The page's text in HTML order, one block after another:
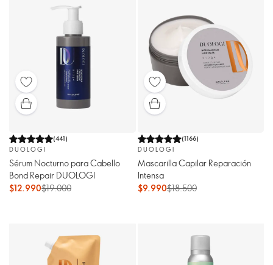
(441)
DUOLOGI
Sérum Nocturno para Cabello
Bond Repair DUOLOGI
$12.990$19.000
(1166)
DUOLOGI
Mascarilla Capilar Reparación
Intensa
$9.990$18.500